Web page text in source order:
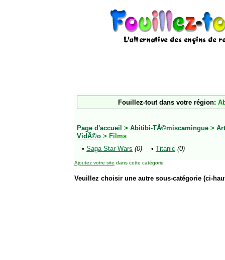
Fouillez-tout dans votre région:
Page d'accueil > Abitibi-TÃ©miscamingue >
VidÃ©o > Films
• Saga Star Wars (0) • Titanic (0)
Ajoutez votre site dans cette catégorie
Veuillez choisir une autre sous-catégorie (ci-